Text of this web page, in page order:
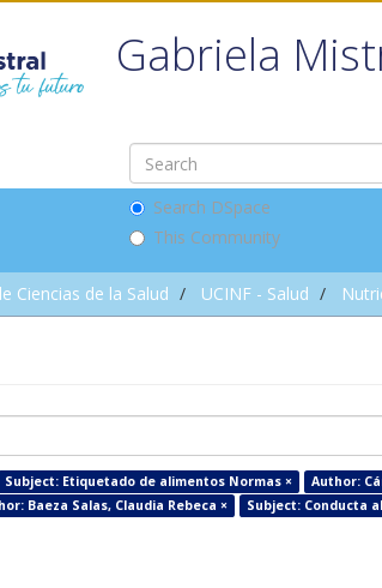
Gabriela
Search DSpace
This Community
Ciencias de la Salud UCINF - Salud
Subject: Etiquetado de alimentos Normas ×
Author:
Baeza Salas, Claudia Rebeca × Subject: Conducta